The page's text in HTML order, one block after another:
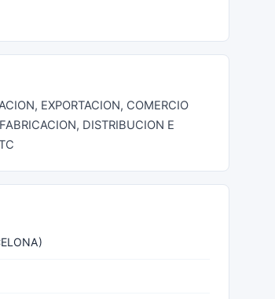
EXPORTACION, COMERCIO
DISTRIBUCION E